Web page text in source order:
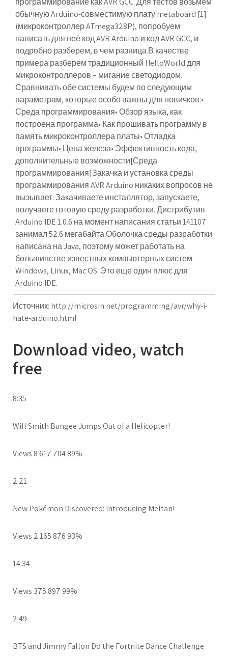
обычную Arduino-совместимую платуmetaboard [1]
(микроконтроллер ATmega328P), попробуем
написать для неё код AVR Arduino и код AVR GCC, и
подробно разберем, в чем разница.В качестве
примера разберем традиционный HelloWorld для
микроконтроллеров – мигание светодиодом.
Сравнивать обе системы будем по следующим
параметрам, которые особо важны для новичков:•
Среда программирования• Обзор языка, как
построена программа• Как прошивать программу в
память микроконтроллера платы• Отладка
программы• Цена железа• Эффективность кода,
дополнительные возможности[Среда
программирования]Закачка и установка среды
программирования AVR Arduino никаких вопросов не
вызывает. Закачиваете инсталлятор, запускаете,
получаете готовую среду разработки. Дистрибутив
Arduino IDE 1.0.6 на момент написания статьи 141107
занимал 52.6 мегабайта.Оболочка среды разработки
написана на Java, поэтому может работать на
большинстве известных компьютерных систем –
Windows, Linux, Mac OS. Это еще один плюс для
Arduino IDE.
Источник: http://microsin.net/programming/avr/why-i-
hate-arduino.html
Download video, watch
free
8:35
Will Smith Bungee Jumps Out of a Helicopter!
Views 8 617 704 89%
2:21
New Pokémon Discovered: Introducing Meltan!
Views 2 165 876 93%
14:34
Views 375 897 99%
2:49
BTS and Jimmy Fallon Do the Fortnite Dance Challenge